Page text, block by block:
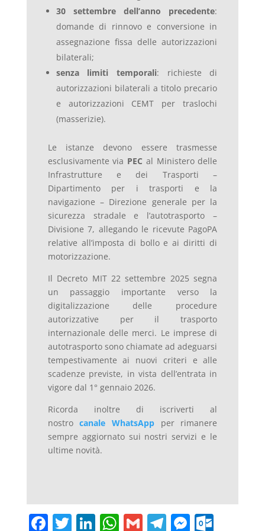
30 settembre dell’anno precedente:
domande di rinnovo e conversione in
assegnazione fissa delle autorizzazioni
bilaterali;
senza limiti temporali: richieste di
autorizzazioni bilaterali a titolo precario
e autorizzazioni CEMT per traslochi
(masserizie).
Le istanze devono essere trasmesse
esclusivamente via PEC al Ministero delle
Infrastrutture e dei Trasporti –
Dipartimento per i trasporti e la
navigazione – Direzione generale per la
sicurezza stradale e l’autotrasporto –
Divisione 7, allegando le ricevute PagoPA
relative all’imposta di bollo e ai diritti di
motorizzazione.
Il Decreto MIT 22 settembre 2025 segna
un passaggio importante verso la
digitalizzazione delle procedure
autorizzative per il trasporto
internazionale delle merci. Le imprese di
autotrasporto sono chiamate ad adeguarsi
tempestivamente ai nuovi criteri e alle
scadenze previste, in vista dell’entrata in
vigore dal 1° gennaio 2026.
Ricorda inoltre di iscriverti al
nostrocanale WhatsApp
per rimanere
sempre aggiornato sui nostri servizi e le
ultime novità.
F T Li W G T M O